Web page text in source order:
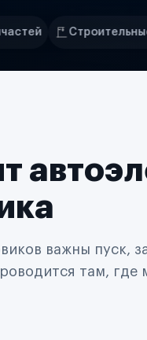
компании
важны пуск,
там, где